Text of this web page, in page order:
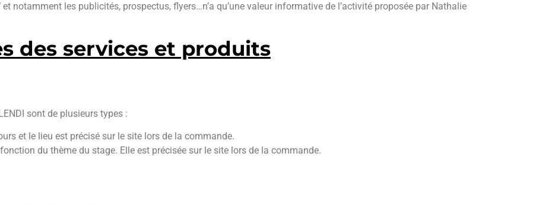
notamment les publicités, prospectus, flyers…n’a qu’une valeur informative de l’activité proposée par Nathalie
des services et produits
sont de plusieurs types :
et le lieu est précisé sur le site lors de la commande.
du thème du stage. Elle est précisée sur le site lors de la commande.